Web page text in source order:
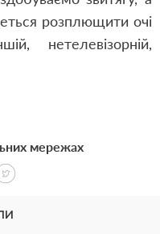
розплющити очі
нетелевізорній,
мережах